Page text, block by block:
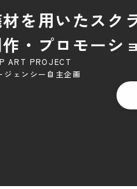
を用いたスク
・プロモーシ
ART PROJECT
ジェンシー自主企画